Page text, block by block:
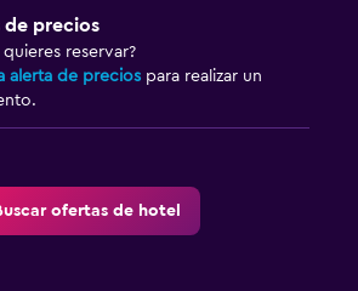
de precios
quieres reservar?
alerta de precios para realizar un
ofertas de hotel